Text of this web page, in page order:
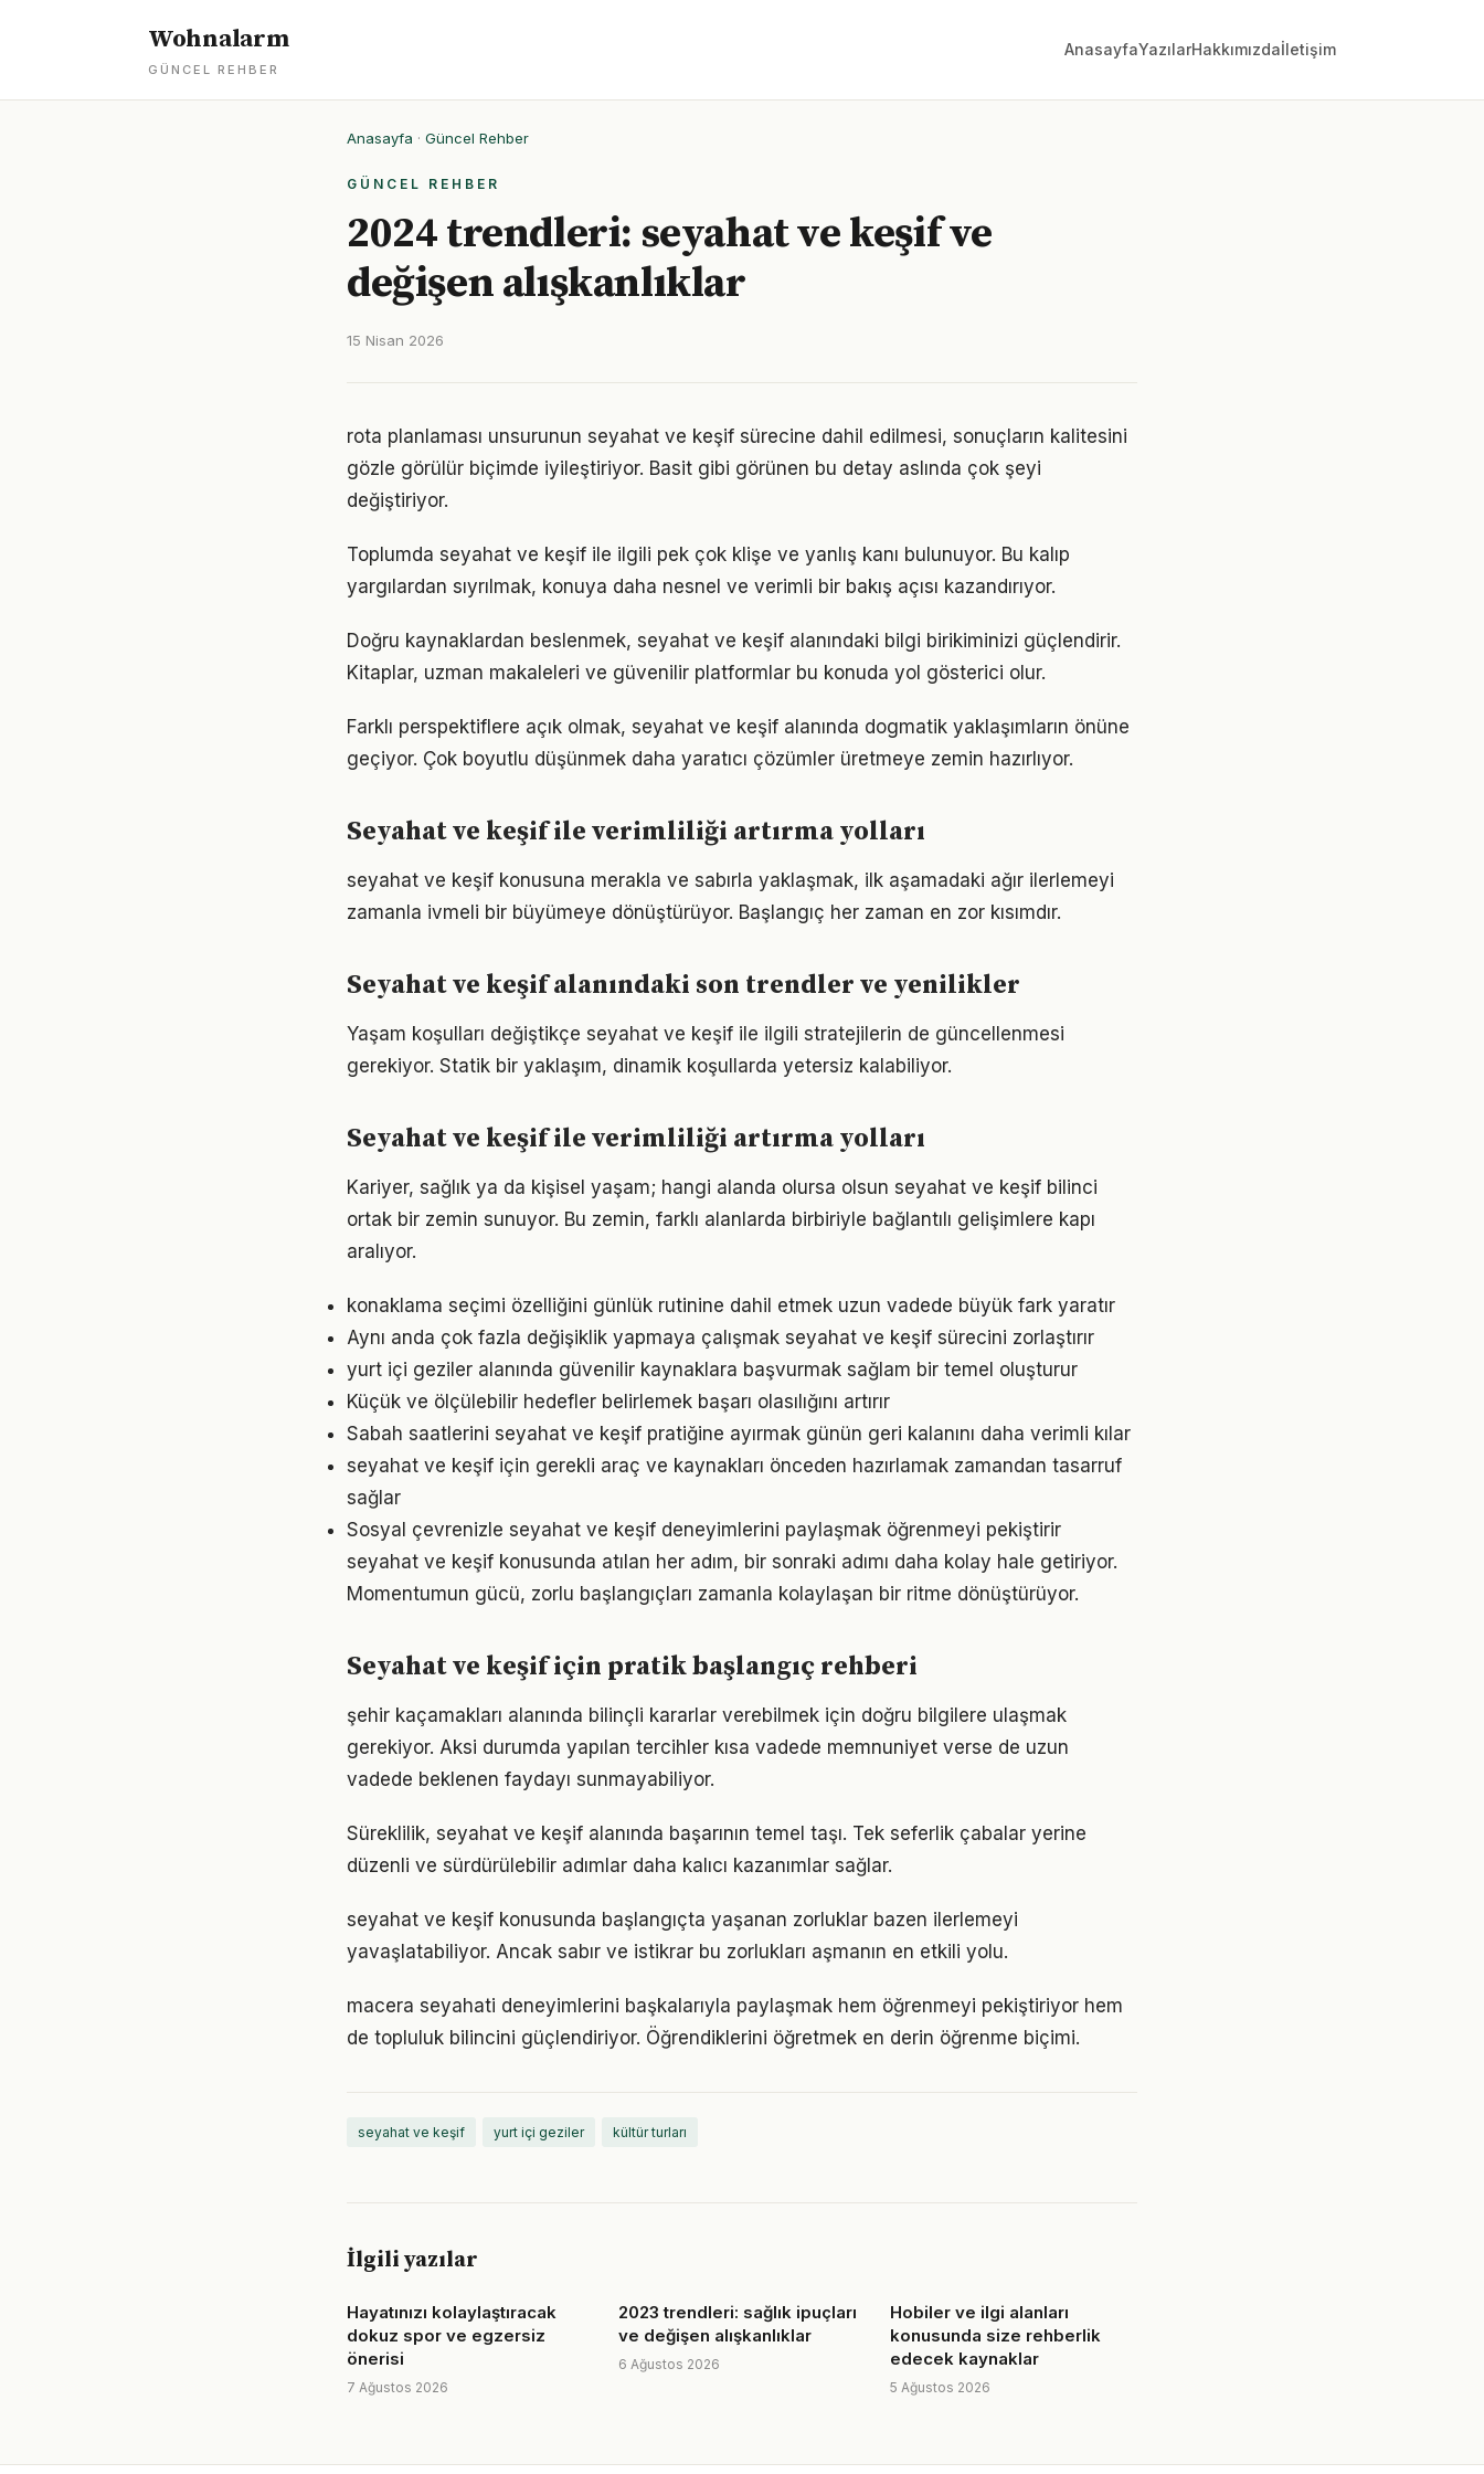
Wohnalarm
GÜNCEL REHBER
AnasayfaYazılarHakkımızdaİletişim
Anasayfa · Güncel Rehber
GÜNCEL REHBER
2024 trendleri: seyahat ve keşif ve
değişen alışkanlıklar
15 Nisan 2026
rota planlaması unsurunun seyahat ve keşif sürecine dahil edilmesi, sonuçların kalitesini
gözle görülür biçimde iyileştiriyor. Basit gibi görünen bu detay aslında çok şeyi
değiştiriyor.
Toplumda seyahat ve keşif ile ilgili pek çok klişe ve yanlış kanı bulunuyor. Bu kalıp
yargılardan sıyrılmak, konuya daha nesnel ve verimli bir bakış açısı kazandırıyor.
Doğru kaynaklardan beslenmek, seyahat ve keşif alanındaki bilgi birikiminizi güçlendirir.
Kitaplar, uzman makaleleri ve güvenilir platformlar bu konuda yol gösterici olur.
Farklı perspektiflere açık olmak, seyahat ve keşif alanında dogmatik yaklaşımların önüne
geçiyor. Çok boyutlu düşünmek daha yaratıcı çözümler üretmeye zemin hazırlıyor.
Seyahat ve keşif ile verimliliği artırma yolları
seyahat ve keşif konusuna merakla ve sabırla yaklaşmak, ilk aşamadaki ağır ilerlemeyi
zamanla ivmeli bir büyümeye dönüştürüyor. Başlangıç her zaman en zor kısımdır.
Seyahat ve keşif alanındaki son trendler ve yenilikler
Yaşam koşulları değiştikçe seyahat ve keşif ile ilgili stratejilerin de güncellenmesi
gerekiyor. Statik bir yaklaşım, dinamik koşullarda yetersiz kalabiliyor.
Seyahat ve keşif ile verimliliği artırma yolları
Kariyer, sağlık ya da kişisel yaşam; hangi alanda olursa olsun seyahat ve keşif bilinci
ortak bir zemin sunuyor. Bu zemin, farklı alanlarda birbiriyle bağlantılı gelişimlere kapı
aralıyor.
konaklama seçimi özelliğini günlük rutinine dahil etmek uzun vadede büyük fark yaratır
Aynı anda çok fazla değişiklik yapmaya çalışmak seyahat ve keşif sürecini zorlaştırır
yurt içi geziler alanında güvenilir kaynaklara başvurmak sağlam bir temel oluşturur
Küçük ve ölçülebilir hedefler belirlemek başarı olasılığını artırır
Sabah saatlerini seyahat ve keşif pratiğine ayırmak günün geri kalanını daha verimli kılar
seyahat ve keşif için gerekli araç ve kaynakları önceden hazırlamak zamandan tasarruf
sağlar
Sosyal çevrenizle seyahat ve keşif deneyimlerini paylaşmak öğrenmeyi pekiştirir
seyahat ve keşif konusunda atılan her adım, bir sonraki adımı daha kolay hale getiriyor.
Momentumun gücü, zorlu başlangıçları zamanla kolaylaşan bir ritme dönüştürüyor.
Seyahat ve keşif için pratik başlangıç rehberi
şehir kaçamakları alanında bilinçli kararlar verebilmek için doğru bilgilere ulaşmak
gerekiyor. Aksi durumda yapılan tercihler kısa vadede memnuniyet verse de uzun
vadede beklenen faydayı sunmayabiliyor.
Süreklilik, seyahat ve keşif alanında başarının temel taşı. Tek seferlik çabalar yerine
düzenli ve sürdürülebilir adımlar daha kalıcı kazanımlar sağlar.
seyahat ve keşif konusunda başlangıçta yaşanan zorluklar bazen ilerlemeyi
yavaşlatabiliyor. Ancak sabır ve istikrar bu zorlukları aşmanın en etkili yolu.
macera seyahati deneyimlerini başkalarıyla paylaşmak hem öğrenmeyi pekiştiriyor hem
de topluluk bilincini güçlendiriyor. Öğrendiklerini öğretmek en derin öğrenme biçimi.
seyahat ve keşif yurt içi geziler kültür turları
İlgili yazılar
Hayatınızı kolaylaştıracak
dokuz spor ve egzersiz
önerisi
7 Ağustos 2026
2023 trendleri: sağlık ipuçları
ve değişen alışkanlıklar
6 Ağustos 2026
Hobiler ve ilgi alanları
konusunda size rehberlik
edecek kaynaklar
5 Ağustos 2026